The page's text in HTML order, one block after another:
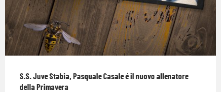
S.S. Juve Stabia, Pasquale Casale é il nuovo allenatore
della Primavera